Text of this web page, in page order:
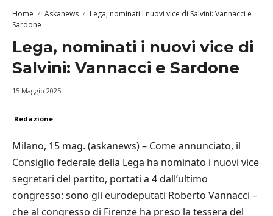
Home Askanews
Lega, nominati i nuovi vice di Salvini: Vannacci e
Sardone
Lega, nominati i nuovi vice di
Salvini: Vannacci e Sardone
15 Maggio 2025
Redazione
Milano, 15 mag. (askanews) – Come annunciato, il
Consiglio federale della Lega ha nominato i nuovi vice
segretari del partito, portati a 4 dall’ultimo
congresso: sono gli eurodeputati Roberto Vannacci –
che al congresso di Firenze ha preso la tessera del